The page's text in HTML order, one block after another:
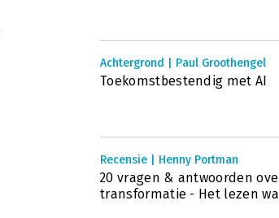
Achtergrond | Paul Groothengel
Toekomstbestendig met AI
Recensie | Henny Portman
20 vragen & antwoorden
transformatie - Het lezen